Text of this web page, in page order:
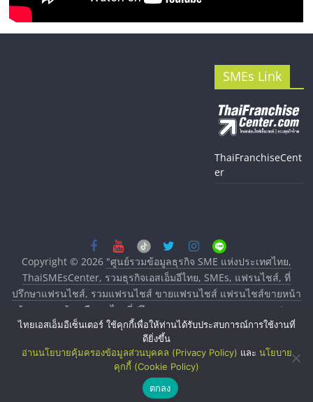
SMEs Link
ThaiFranchiseCent
er
Copyright © 2026 "ศูนย์รวมข้อมูลธุรกิจ SME แห่งประเทศไทย,
ThaiSMEsCenter, รวมธุรกิจเอสเอ็มอีไทย, SMEs, แฟรนไชส์, ที่
ปรึกษาแฟรนไชส์, รวมแฟรนไชส์ ขายแฟรนไชส์ แฟรนไชส์ขายหน้า
บ้าน ลงทุนน้อย คืนทุนไว, ที่ปรึกษาการลงทุนและขยายสาขาแฟรน
ไชส์, ศูนย์รวมแฟรนไชส์ พร้อมทำเลสำหรับเปิดร้าน ปรึกษาฟรี,
บริการพัฒนาระบบแฟรนไชส์"
ไทยเอสเอ็มอีเซ็นเตอร์ ใช้คุกกี้เพื่อให้ท่านได้รับประสบการณ์การใช้งานที่
ดียิ่งขึ้น
อ่านนโยบายคุ้มครองข้อมูลส่วนบุคคล (Privacy Policy) และ นโยบาย
คุกกี้ (Cookie Policy)
ตกลง